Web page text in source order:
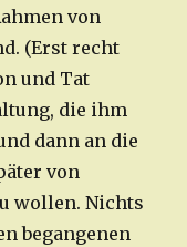
von
(Erst recht
und Tat
die ihm
dann an die
von
wollen. Nichts
begangenen